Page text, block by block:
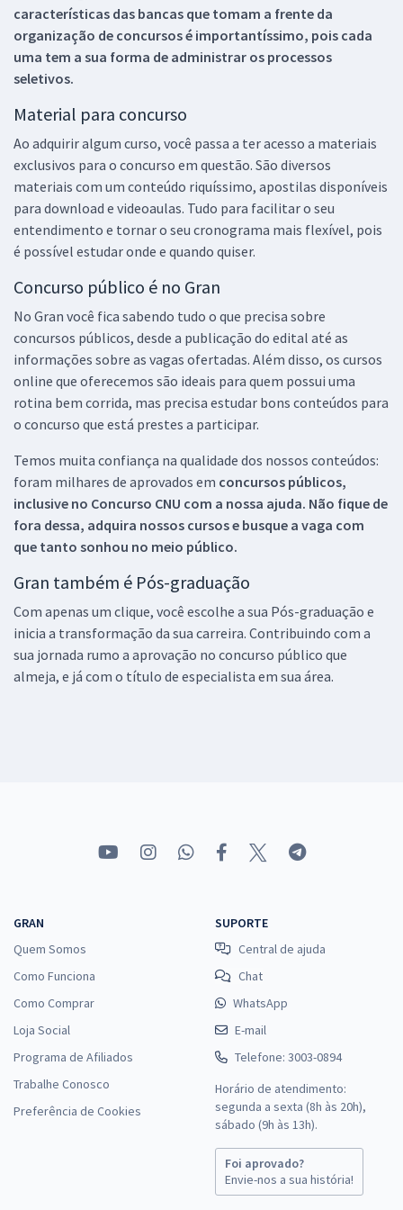
características das bancas que tomam a frente da
organização de concursos é importantíssimo, pois cada
uma tem a sua forma de administrar os processos
seletivos.
Material para concurso
Ao adquirir algum curso, você passa a ter acesso a materiais
exclusivos para o concurso em questão. São diversos
materiais com um conteúdo riquíssimo, apostilas disponíveis
para download e videoaulas. Tudo para facilitar o seu
entendimento e tornar o seu cronograma mais flexível, pois
é possível estudar onde e quando quiser.
Concurso público é no Gran
No Gran você fica sabendo tudo o que precisa sobre
concursos públicos, desde a publicação do edital até as
informações sobre as vagas ofertadas. Além disso, os cursos
online que oferecemos são ideais para quem possui uma
rotina bem corrida, mas precisa estudar bons conteúdos para
o concurso que está prestes a participar.
Temos muita confiança na qualidade dos nossos conteúdos:
foram milhares de aprovados em concursos públicos,
inclusive no Concurso CNU com a nossa ajuda. Não fique de
fora dessa, adquira nossos cursos e busque a vaga com
que tanto sonhou no meio público.
Gran também é Pós-graduação
Com apenas um clique, você escolhe a sua Pós-graduação e
inicia a transformação da sua carreira. Contribuindo com a
sua jornada rumo a aprovação no concurso público que
almeja, e já com o título de especialista em sua área.
GRAN
Quem Somos
Como Funciona
Como Comprar
Loja Social
Programa de Afiliados
Trabalhe Conosco
Preferência de Cookies
SUPORTE
Central de ajuda
Chat
WhatsApp
E-mail
Telefone: 3003-0894
Horário de atendimento:
segunda a sexta (8h às 20h),
sábado (9h às 13h).
Foi aprovado?
Envie-nos a sua história!